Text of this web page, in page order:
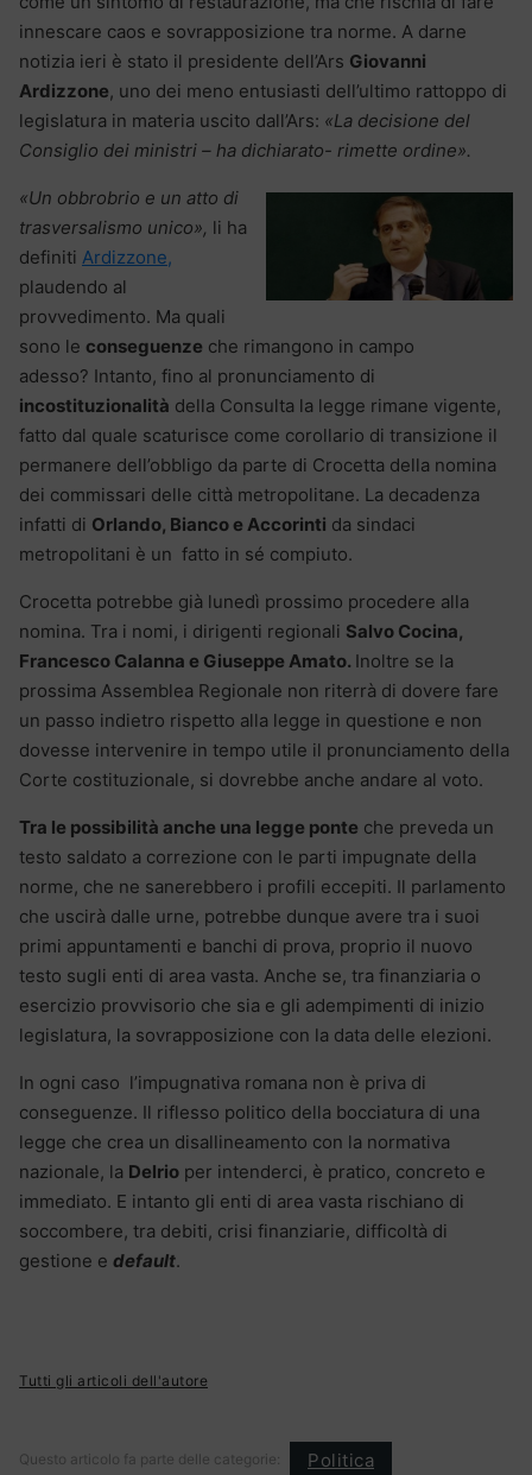
innescare caos e sovrapposizione tra norme. A darne
notizia ieri è stato il presidente dell’Ars Giovanni
Ardizzone, uno dei meno entusiasti dell’ultimo rattoppo di
legislatura in materia uscito dall’Ars: «La decisione del
Consiglio dei ministri – ha dichiarato- rimette ordine».
«Un obbrobrio e un atto di
trasversalismo unico», li ha
definiti Ardizzone,
plaudendo al
provvedimento. Ma quali
sono le conseguenze che rimangono in campo
adesso? Intanto, fino al pronunciamento di
incostituzionalità della Consulta la legge rimane vigente,
fatto dal quale scaturisce come corollario di transizione il
permanere dell’obbligo da parte di Crocetta della nomina
dei commissari delle città metropolitane. La decadenza
infatti di Orlando, Bianco e Accorinti da sindaci
metropolitani è un fatto in sé compiuto.
Crocetta potrebbe già lunedì prossimo procedere alla
nomina. Tra i nomi, i dirigenti regionali Salvo Cocina,
Francesco Calanna e Giuseppe Amato. Inoltre se la
prossima Assemblea Regionale non riterrà di dovere fare
un passo indietro rispetto alla legge in questione e non
dovesse intervenire in tempo utile il pronunciamento della
Corte costituzionale, si dovrebbe anche andare al voto.
Tra le possibilità anche una legge ponte che preveda un
testo saldato a correzione con le parti impugnate della
norme, che ne sanerebbero i profili eccepiti. Il parlamento
che uscirà dalle urne, potrebbe dunque avere tra i suoi
primi appuntamenti e banchi di prova, proprio il nuovo
testo sugli enti di area vasta. Anche se, tra finanziaria o
esercizio provvisorio che sia e gli adempimenti di inizio
legislatura, la sovrapposizione con la data delle elezioni.
In ogni caso l’impugnativa romana non è priva di
conseguenze. Il riflesso politico della bocciatura di una
legge che crea un disallineamento con la normativa
nazionale, la Delrio per intenderci, è pratico, concreto e
immediato. E intanto gli enti di area vasta rischiano di
soccombere, tra debiti, crisi finanziarie, difficoltà di
gestione e default.
Tutti gli articoli dell'autore
Questo articolo fa parte delle categorie: Politica